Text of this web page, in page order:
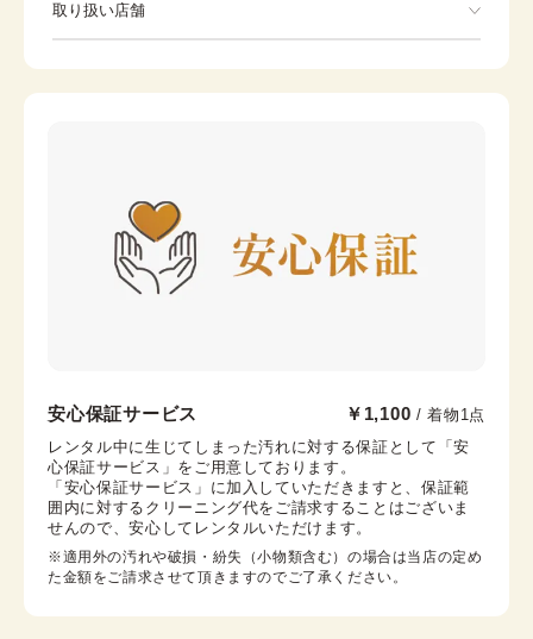
着物
羽織紐 末広（扇子）
身丈 86cm
取り扱い店舗
東京都中央区銀座6-12-10 旭ビル 3階
営業時間： 10:00~ 18:00
着付け最終受付時間：16:30
返却締め切り時間：18:00
安心保証サービス ￥1,100 / 着物1点
レンタル中に生じてしまった汚れに対する保証として「安
心保証サービス」をご用意しております。
「安心保証サービス」に加入していただきますと、保証範
囲内に対するクリーニング代をご請求することはございま
せんので、安心してレンタルいただけます。
※適用外の汚れや破損・紛失（小物類含む）の場合は当店の定め
た金額をご請求させて頂きますのでご了承ください。